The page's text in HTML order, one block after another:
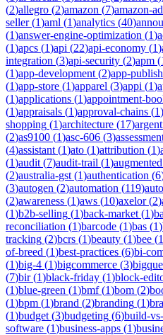
(2)allegro (2)amazon (7)amazon-
seller(1)aml (1)analytics (40)
(1)answer-engine-optimization (1)
(1)apcs (1)api (22)api-economy (1)
integration (3)api-security (2)apm (
(1)app-development (2)app-
(1)app-store (1)apparel (3)appi (1)
(1)applications (1)appointment-
(1)appraisals (1)approval-chains (1)
shopping (1)architecture (17)
(2)as9100 (1)asc-606 (3)
(4)assistant (1)ato (1)attribution (1)
(1)audit (7)audit-trail (1)augmented
(2)australia-gst (1)authentication (6
(3)autogen (2)automation (119)
(2)awareness (1)aws (10)axelor(2)
(1)b2b-selling (1)back-market (1)
reconciliation (1)barcode (1)bas (1)
tracking (2)bcrs (1)beauty (1)bee (1
of-breed (1)best-practices (6)bi-
(1)big-4 (1)bigcommerce (3)
(7)bir(1)black-friday (1)block-
(1)blue-green (1)bmf(1)bom (2)
(1)bpm (1)brand (2)branding (1)
(1)budget (3)budgeting (6)build-
software (1)business-apps (1)